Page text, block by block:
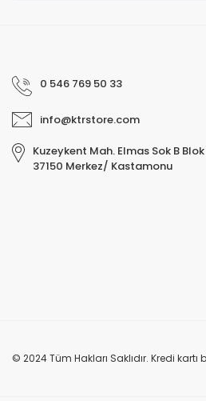
0 546 769 50 33
info@ktrstore.com
Kuzeykent Mah. Elmas Sok B
37150 Merkez/ Kastamonu
© 2024 Tüm Hakları Saklıdır. Kredi